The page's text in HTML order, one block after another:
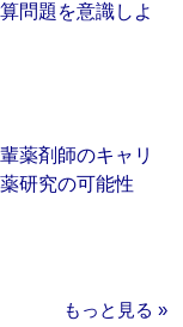
問題を意識しよ
薬剤師のキャリ
研究の可能性
もっと見る »